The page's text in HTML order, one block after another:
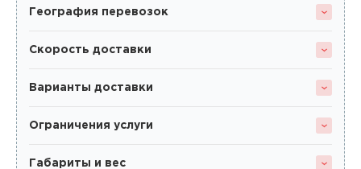
География перевозок
Скорость доставки
Варианты доставки
Ограничения услуги
Габариты и вес